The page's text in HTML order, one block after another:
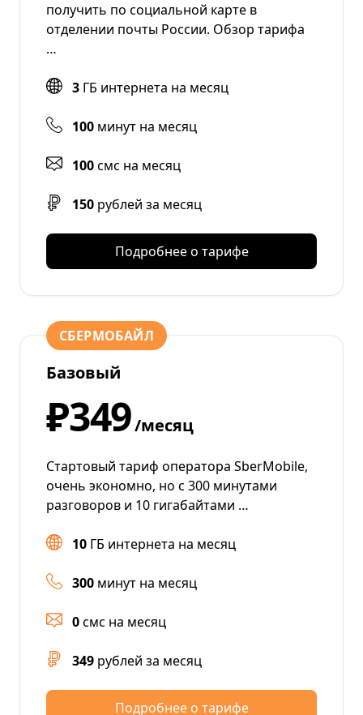
получить по социальной карте в
отделении почты России. Обзор тарифа
…
3 ГБ интернета на месяц
100 минут на месяц
100смс на месяц
150 рублей за месяц
Подробнее о тарифе
СБЕРМОБАЙЛ
Базовый
₽349/месяц
Стартовый тариф оператора SberMobile,
очень экономно, но с 300 минутами
разговоров и 10 гигабайтами …
10 ГБ интернета на месяц
300 минут на месяц
0смс на месяц
349 рублей за месяц
Подробнее о тарифе